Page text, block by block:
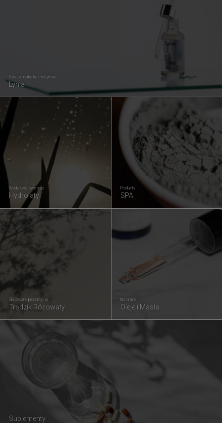
Nasza marka kosmetyków
Lynia
Wody kwiatowe oraz
Hydrolaty
Produkty
SPA
Suplementy
Skuteczne produkty na
Trądzik Różowaty
Naturalne
Oleje i Masła